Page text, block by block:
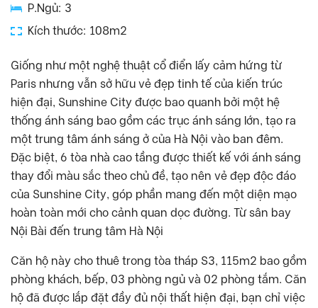
P.Ngủ: 3
Kích thước: 108m2
Giống như một nghệ thuật cổ điển lấy cảm hứng từ
Paris nhưng vẫn sở hữu vẻ đẹp tinh tế của kiến trúc
hiện đại, Sunshine City được bao quanh bởi một hệ
thống ánh sáng bao gồm các trục ánh sáng lớn, tạo ra
một trung tâm ánh sáng ở của Hà Nội vào ban đêm.
Đặc biệt, 6 tòa nhà cao tầng được thiết kế với ánh sáng
thay đổi màu sắc theo chủ đề, tạo nên vẻ đẹp độc đáo
của Sunshine City, góp phần mang đến một diện mạo
hoàn toàn mới cho cảnh quan dọc đường. Từ sân bay
Nội Bài đến trung tâm Hà Nội
Căn hộ này cho thuê trong tòa tháp S3, 115m2 bao gồm
phòng khách, bếp, 03 phòng ngủ và 02 phòng tắm. Căn
hộ đã được lắp đặt đầy đủ nội thất hiện đại, bạn chỉ việc